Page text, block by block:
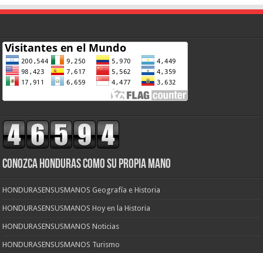
CONOZCA HONDURAS COMO SU PROPIA MANO
HONDURASENSUSMANOS Geografía e Historia
HONDURASENSUSMANOS Hoy en la Historia
HONDURASENSUSMANOS Noticias
HONDURASENSUSMANOS Turismo